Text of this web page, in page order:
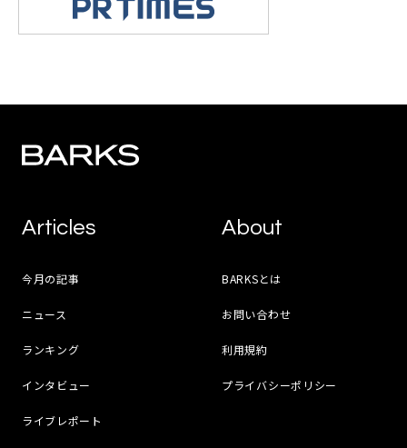
Articles
今月の記事
ニュース
ランキング
インタビュー
ライブレポート
About
BARKSとは
お問い合わせ
利用規約
プライバシーポリシー